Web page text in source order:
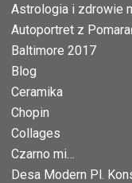
Astrologia i zdrowie
Autoportret z
Baltimore 2017
Blog
Ceramika
Chopin
Collages
Czarno mi…
Desa Modern Pl.